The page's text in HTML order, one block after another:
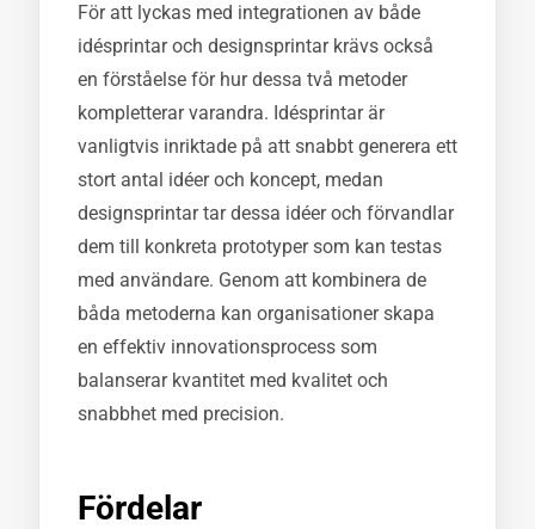
För att lyckas med integrationen av både
idésprintar och designsprintar krävs också
en förståelse för hur dessa två metoder
kompletterar varandra. Idésprintar är
vanligtvis inriktade på att snabbt generera ett
stort antal idéer och koncept, medan
designsprintar tar dessa idéer och förvandlar
dem till konkreta prototyper som kan testas
med användare. Genom att kombinera de
båda metoderna kan organisationer skapa
en effektiv innovationsprocess som
balanserar kvantitet med kvalitet och
snabbhet med precision.
Fördelar